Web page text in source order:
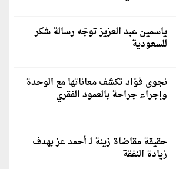
ياسمين عبد العزيز توجّه رسالة شكر
للسعودية
نجوى فؤاد تكشف معاناتها مع الوحدة
وإجراء جراحة بالعمود الفقري
حقيقة مقاضاة زينة لـ أحمد عز بهدف
زيادة النفقة